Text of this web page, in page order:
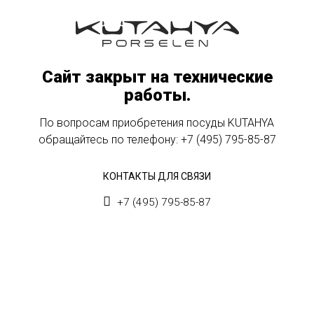
Сайт закрыт на технические
работы.
По вопросам приобретения посуды KUTAHYA
обращайтесь по телефону: +7 (495) 795-85-87
КОНТАКТЫ ДЛЯ СВЯЗИ
+7 (495) 795-85-87